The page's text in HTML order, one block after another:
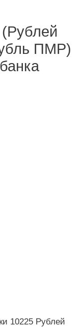
ПМР)
10225 Рублей